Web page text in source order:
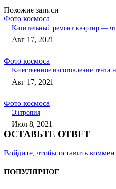
Похожие записи
Фото космоса
Капитальный ремонт квартир —
Авг 17, 2021
Фото космоса
Качественное изготовление тента
Авг 17, 2021
Фото космоса
Энтропия
Июл 8, 2021
ОСТАВЬТЕ ОТВЕТ
Войдите, чтобы оставить
ПОПУЛЯРНОЕ